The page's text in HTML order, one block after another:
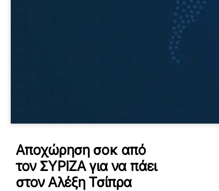
Αποχώρηση σοκ από
τον ΣΥΡΙΖΑ για να πάει
στον Αλέξη Τσίπρα